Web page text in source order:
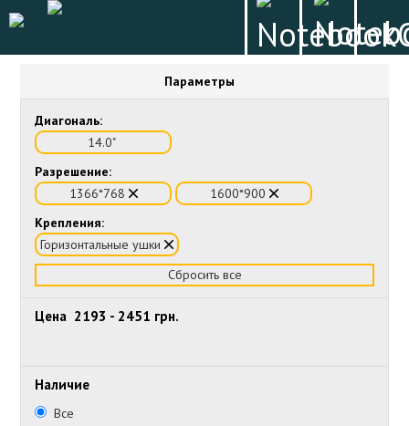
Параметры
Диагональ:
14.0"
Разрешение:
1366*768
1600*900
Крепления:
Горизонтальные ушки
Сбросить все
Цена 2193 - 2451 грн.
Наличие
Все